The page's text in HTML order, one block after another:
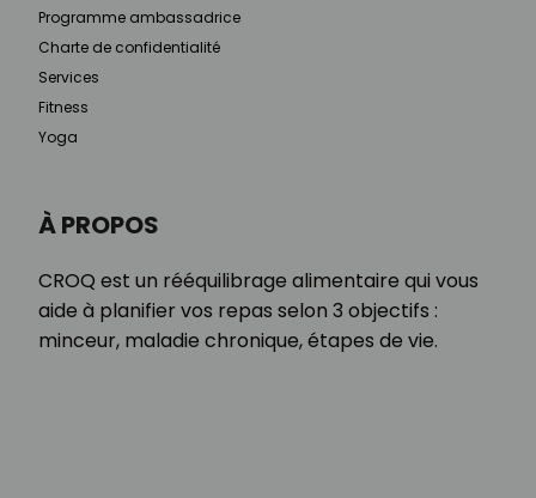
À PROPOS
CROQ est un rééquilibrage alimentaire qui vous
aide à planifier vos repas selon 3 objectifs :
minceur, maladie chronique, étapes de vie.
Programme ambassadrice
Charte de confidentialité
Services
Fitness
Yoga